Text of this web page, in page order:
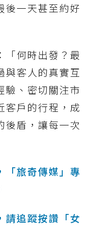
後一天甚至約好
「何時出發？最
與客人的真實互
驗、密切關注市
客戶的行程，成
後盾，讓每一次
「旅奇傳媒」專
請追蹤按讚「女